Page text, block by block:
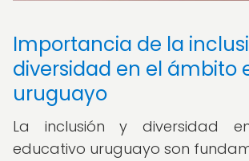
Importancia de la
diversidad en el ámbito
uruguayo
La inclusión y diversidad
educativo uruguayo son